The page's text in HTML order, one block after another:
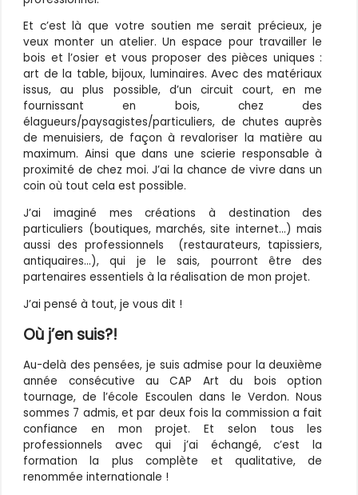
Et c’est là que votre soutien me serait précieux, je
veux monter un atelier. Un espace pour travailler le
bois et l’osier et vous proposer des pièces uniques :
art de la table, bijoux, luminaires. Avec des matériaux
issus, au plus possible, d’un circuit court, en me
fournissant en bois, chez des
élagueurs/paysagistes/particuliers, de chutes auprès
de menuisiers, de façon à revaloriser la matière au
maximum. Ainsi que dans une scierie responsable à
proximité de chez moi. J’ai la chance de vivre dans un
coin où tout cela est possible.
J’ai imaginé mes créations à destination des
particuliers (boutiques, marchés, site internet…) mais
aussi des professionnels (restaurateurs, tapissiers,
antiquaires…), qui je le sais, pourront être des
partenaires essentiels à la réalisation de mon projet.
J’ai pensé à tout, je vous dit !
Où j’en suis?!
Au-delà des pensées, je suis admise pour la deuxième
année consécutive au CAP Art du bois option
tournage, de l’école Escoulen dans le Verdon. Nous
sommes 7 admis, et par deux fois la commission a fait
confiance en mon projet. Et selon tous les
professionnels avec qui j’ai échangé, c’est la
formation la plus complète et qualitative, de
renommée internationale !